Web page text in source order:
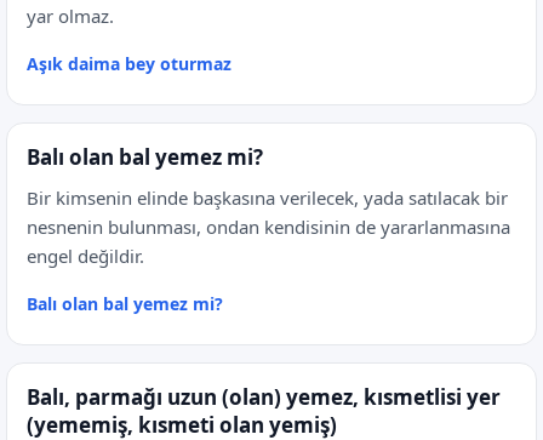
yar olmaz.
Aşık daima bey oturmaz
Balı olan bal yemez mi?
Bir kimsenin elinde başkasına verilecek, yada satılacak bir
nesnenin bulunması, ondan kendisinin de yararlanmasına
engel değildir.
Balı olan bal yemez mi?
Balı, parmağı uzun (olan) yemez, kısmetlisi yer
(yememiş, kısmeti olan yemiş)